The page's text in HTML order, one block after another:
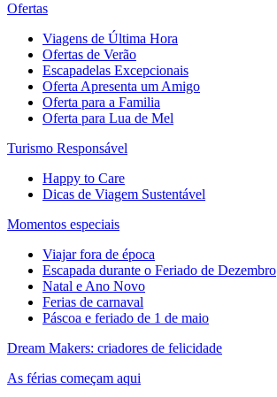
Ofertas
Viagens de Última Hora
Ofertas de Verão
Escapadelas Excepcionais
Oferta Apresenta um Amigo
Oferta para a Familia
Oferta para Lua de Mel
Turismo Responsável
Happy to Care
Dicas de Viagem Sustentável
Momentos especiais
Viajar fora de época
Escapada durante o Feriado de Dezembro
Natal e Ano Novo
Ferias de carnaval
Páscoa e feriado de 1 de maio
Dream Makers: criadores de felicidade
As férias começam aqui